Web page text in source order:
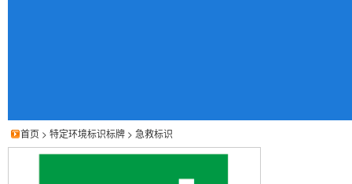
首页 > 特定环境标识标牌 > 急救标识
博尔杰 急救标识 提示牌